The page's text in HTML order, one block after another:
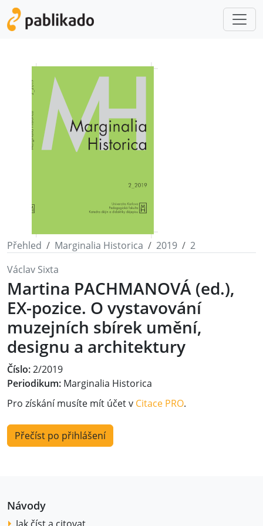
Přehled Marginalia Historica 2019
2
Václav Sixta
Martina PACHMANOVÁ (ed.),
EX-pozice. O vystavování
muzejních sbírek umění,
designu a architektury
Číslo:2/2019
Periodikum: Marginalia Historica
Pro získání musíte mít účet v Citace PRO.
Přečíst po přihlášení
Návody